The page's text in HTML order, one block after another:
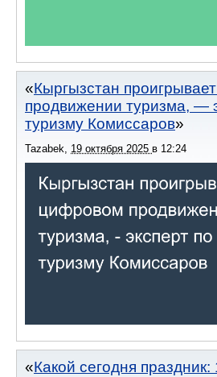
Кыргызстан
продвижении туризма, —
туризму Комиссаров
Tazabek 19 октября 2025 в 12:24
Какой сегодня